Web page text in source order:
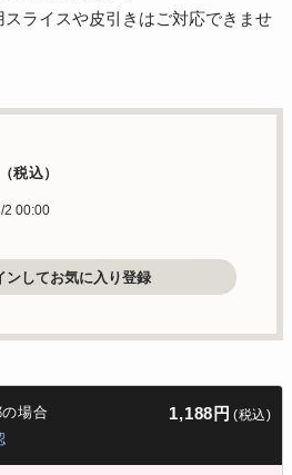
スライスや皮引きはご対応できませ
（税込）
2 00:00
ンしてお気に入り登録
場合 1,188円 (税込)